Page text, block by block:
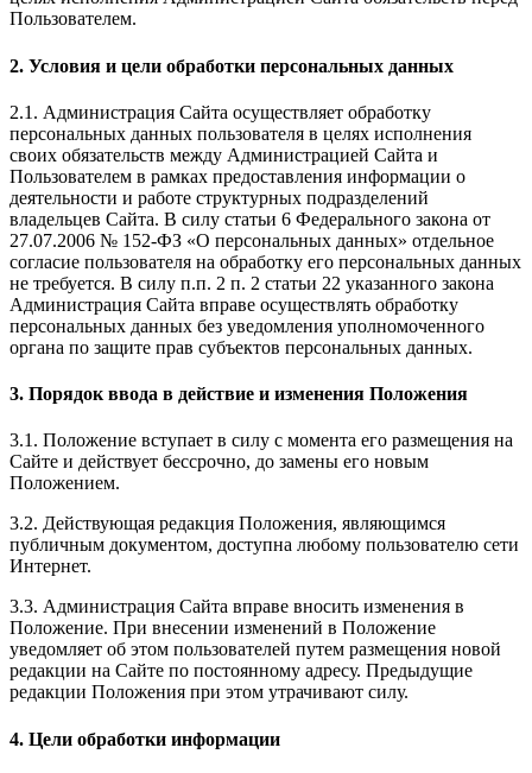
Пользователем.
2. Условия и цели обработки персональных данных
2.1. Администрация Сайта осуществляет обработку
персональных данных пользователя в целях исполнения
своих обязательств между Администрацией Сайта и
Пользователем в рамках предоставления информации о
деятельности и работе структурных подразделений
владельцев Сайта. В силу статьи 6 Федерального закона от
27.07.2006 № 152-ФЗ «О персональных данных» отдельное
согласие пользователя на обработку его персональных данных
не требуется. В силу п.п. 2 п. 2 статьи 22 указанного закона
Администрация Сайта вправе осуществлять обработку
персональных данных без уведомления уполномоченного
органа по защите прав субъектов персональных данных.
3. Порядок ввода в действие и изменения Положения
3.1. Положение вступает в силу с момента его размещения на
Сайте и действует бессрочно, до замены его новым
Положением.
3.2. Действующая редакция Положения, являющимся
публичным документом, доступна любому пользователю сети
Интернет.
3.3. Администрация Сайта вправе вносить изменения в
Положение. При внесении изменений в Положение
уведомляет об этом пользователей путем размещения новой
редакции на Сайте по постоянному адресу. Предыдущие
редакции Положения при этом утрачивают силу.
4. Цели обработки информации